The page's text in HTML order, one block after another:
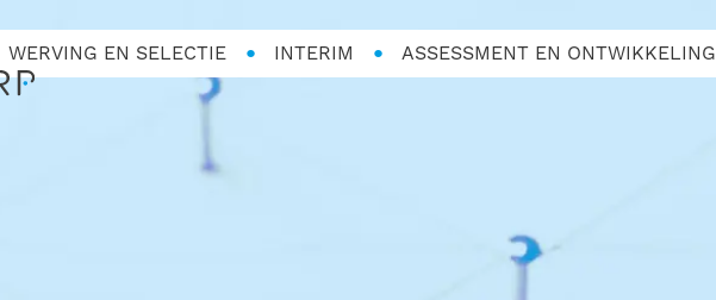
WERVING EN SELECTIE INTERIM ASSESSMENT EN ONTWIKKELING